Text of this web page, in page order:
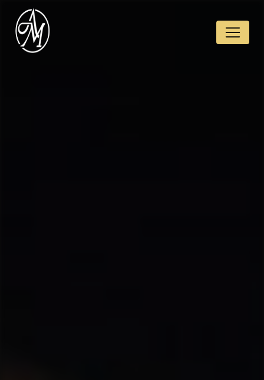
Panneau de gestion des cookies